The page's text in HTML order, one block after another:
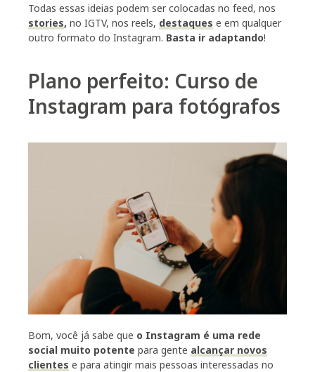
Todas essas ideias podem ser colocadas no feed, nos
stories, no IGTV, nos reels, destaques e em qualquer
outro formato do Instagram. Basta ir adaptando!
Plano perfeito: Curso de
Instagram para fotógrafos
Bom, você já sabe que o Instagram é uma rede
social muito potente para gente alcançar novos
clientes e para atingir mais pessoas interessadas no